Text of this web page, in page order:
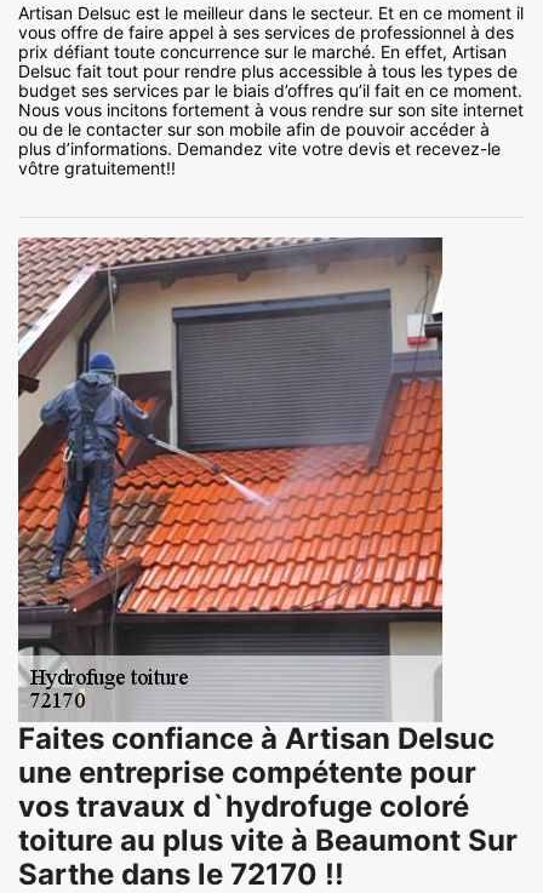
Artisan Delsuc est le meilleur dans le secteur. Et en ce moment il
vous offre de faire appel à ses services de professionnel à des
prix défiant toute concurrence sur le marché. En effet, Artisan
Delsuc fait tout pour rendre plus accessible à tous les types de
budget ses services par le biais d’offres qu’il fait en ce moment.
Nous vous incitons fortement à vous rendre sur son site internet
ou de le contacter sur son mobile afin de pouvoir accéder à
plus d’informations. Demandez vite votre devis et recevez-le
vôtre gratuitement!!
Faites confiance à Artisan Delsuc
une entreprise compétente pour
vos travaux d`hydrofuge coloré
toiture au plus vite à Beaumont Sur
Sarthe dans le 72170 !!